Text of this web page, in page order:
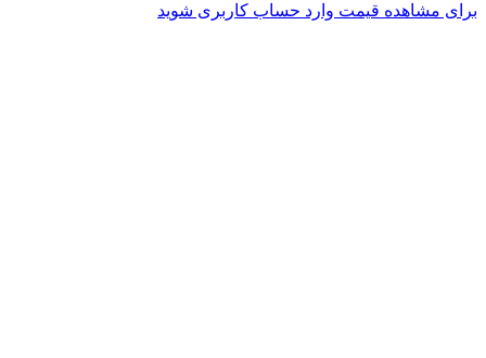
برای مشاهده قیمت وارد حساب کاربری شوید